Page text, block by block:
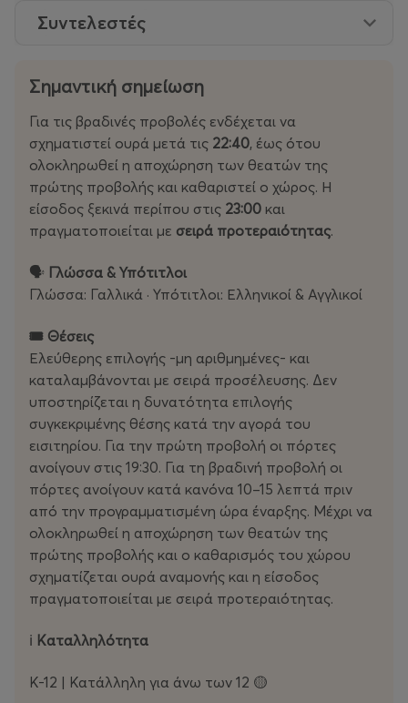
που περιόρισε τη φαντασία και την κοινωνικότητά της,
μικρές εμμονές, παρατηρήσεις και ονειροπολήσεις.
Όταν ανακαλύπτει τυχαία ένα κρυμμένο κουτί με
αναμνηστικά από την παιδική ηλικία ενός άγνωστου
άνδρα, αποφασίζει να του το επιστρέψει. Η συγκινητική
αντίδρασή του την εμπνέει να αφιερώσει τη ζωή της
στο να βελτιώνει διακριτικά την καθημερινότητα των
ανθρώπων γύρω της.
Μέσα από ευρηματικές παρεμβάσεις, μικρές πράξεις
καλοσύνης και απρόσμενες συναντήσεις, η Αμελί
ζωές των άλλων. Όμως, ενώ βοηθά τους πάντες να
βρουν την ευτυχία τους, δυσκολεύεται να
αντιμετωπίσει τις δικές της επιθυμίες.
Όταν γνωρίζει τον Νίνο, έναν εκκεντρικό νεαρό με τον
οποίο μοιράζεται την ίδια ευαισθησία και φαντασία,
ξεκινά ένα τρυφερό παιχνίδι αναζήτησης και
προσέγγισης. Για πρώτη φορά, η Αμελί καλείται να βγει
από τον προστατευμένο κόσμο που έχει χτίσει και να
ρισκάρει για τη δική της ευτυχία.
Με χιούμορ, ζεστασιά και μια μοναδική οπτική πάνω
στην καθημερινότητα, η ταινία εξερευνά τη μοναξιά,
την αγάπη και τη σημασία της ανθρώπινης επαφής,
μετατρέποντας το Παρίσι σε έναν τόπο όπου το απλό
Συντελεστές
Σημαντική σημείωση
Για τις βραδινές προβολές ενδέχεται να
σχηματιστεί ουρά μετά τις 22:40, έως ότου
ολοκληρωθεί η αποχώρηση των θεατών της
πρώτης προβολής και καθαριστεί ο χώρος. Η
είσοδος ξεκινά περίπου στις 23:00 και
πραγματοποιείται με σειρά προτεραιότητας.
🗣️ Γλώσσα & Υπότιτλοι
Γλώσσα: Γαλλικά · Υπότιτλοι: Ελληνικοί & Αγγλικοί
🎟️ Θέσεις
Ελεύθερης επιλογής -μη αριθμημένες- και
καταλαμβάνονται με σειρά προσέλευσης. Δεν
υποστηρίζεται η δυνατότητα επιλογής
συγκεκριμένης θέσης κατά την αγορά του
εισιτηρίου. Για την πρώτη προβολή οι πόρτες
ανοίγουν στις 19:30. Για τη βραδινή προβολή οι
πόρτες ανοίγουν κατά κανόνα 10–15 λεπτά πριν
από την προγραμματισμένη ώρα έναρξης. Μέχρι να
ολοκληρωθεί η αποχώρηση των θεατών της
πρώτης προβολής και ο καθαρισμός του χώρου
σχηματίζεται ουρά αναμονής και η είσοδος
πραγματοποιείται με σειρά προτεραιότητας.
ℹ️ Kαταλληλότητα
K-12 | Κατάλληλη για άνω των 12 🟡